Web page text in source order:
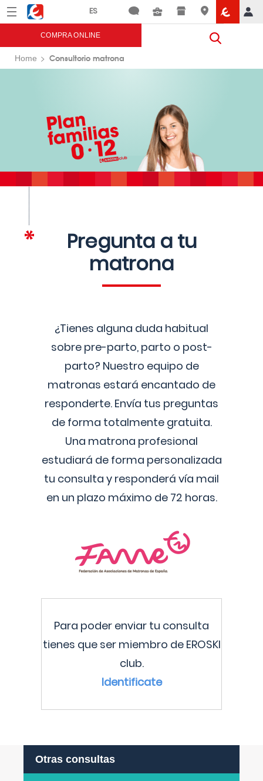
Menú Eroski
COMPRA ONLINE
Home Consultorio matrona
Pregunta a tu
matrona
¿Tienes alguna duda habitual
sobre pre-parto, parto o post-
parto? Nuestro equipo de
matronas estará encantado de
responderte. Envía tus preguntas
de forma totalmente gratuita.
Una matrona profesional
estudiará de forma personalizada
tu consulta y responderá vía mail
en un plazo máximo de 72 horas.
Para poder enviar tu consulta
tienes que ser miembro de EROSKI
club.
Identificate
Otras consultas